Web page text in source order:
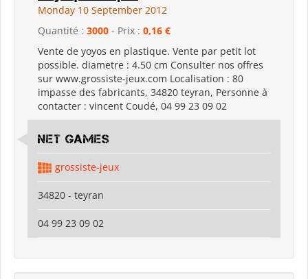
Monday 10 September 2012
Quantité : 3000 - Prix : 0,16 €
Vente de yoyos en plastique. Vente par petit lot
possible. diametre : 4.50 cm Consulter nos offres
sur www.grossiste-jeux.com Localisation : 80
impasse des fabricants, 34820 teyran, Personne à
contacter : vincent Coudé, 04 99 23 09 02
Net Games
grossiste-jeux
34820 - teyran
04 99 23 09 02